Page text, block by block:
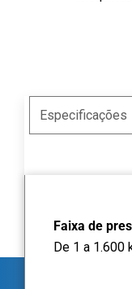
Faixa de
De 1 a 1.600